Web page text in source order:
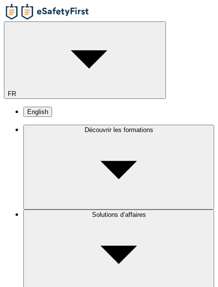
FR
English
Découvrir les formations
Solutions d’affaires